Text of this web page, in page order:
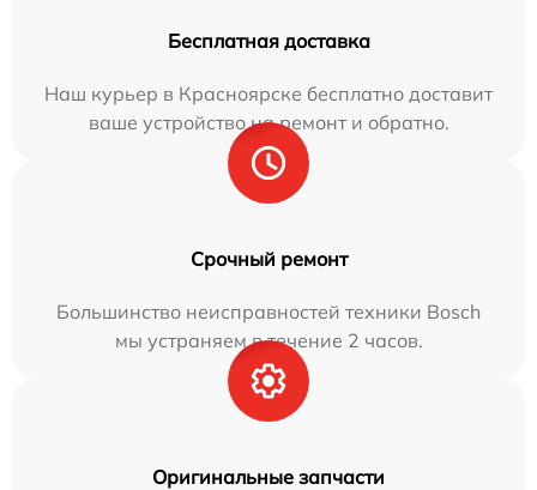
Бесплатная доставка
Наш курьер в Красноярске бесплатно доставит
ваше устройство на ремонт и обратно.
Срочный ремонт
Большинство неисправностей техники Bosch
мы устраняем в течение 2 часов.
Оригинальные запчасти